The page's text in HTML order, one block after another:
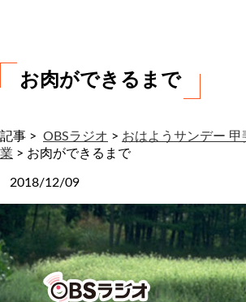
お肉ができるまで
記事 > OBSラジオ > おはようサンデー
業 > お肉ができるまで
2018/12/09